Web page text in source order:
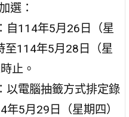
選：
自114年5月26日（星
至114年5月28日（星
止。
以電腦抽籤方式排定錄
年5月29日（星期四）